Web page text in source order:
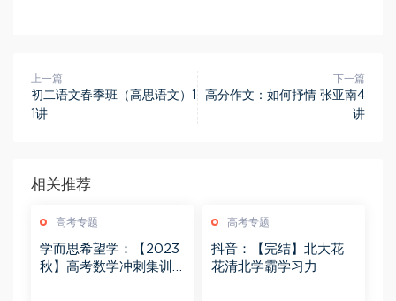
上一篇
初二语文春季班（高思语文）1
1讲
下一篇
高分作文：如何抒情 张亚南4
讲
相关推荐
高考专题
学而思希望学：【2023
秋】高考数学冲刺集训
高考专题
抖音：【完结】北大花
花清北学霸学习力